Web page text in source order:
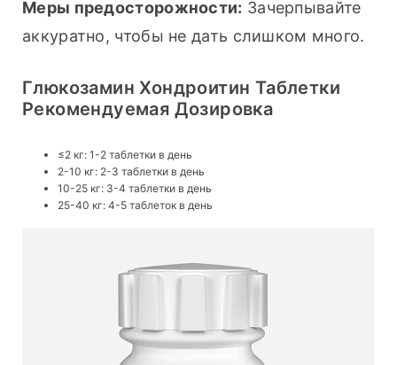
Меры предосторожности: Зачерпывайте
аккуратно, чтобы не дать слишком много.
Глюкозамин Хондроитин Таблетки
Рекомендуемая Дозировка
≤2 кг: 1-2 таблетки в день
2-10 кг: 2-3 таблетки в день
10-25 кг: 3-4 таблетки в день
25-40 кг: 4-5 таблеток в день